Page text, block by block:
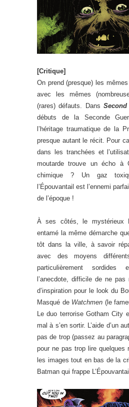
[Critique]
On prend (presque) les
avec les mêmes
(rares) défauts. Dans
débuts de la Seconde
l’héritage traumatique de la
presque autant le récit. Pour
dans les tranchées et
moutarde trouve un écho à
chimique ? Un gaz
l’Épouvantail est l’ennemi
de l’époque !
À ses côtés, le mystérieux
entamé la même démarche
tôt dans la ville, à savoir
avec des moyens
particulièrement
l’anecdote, difficile de ne
d’inspiration pour le look du
Masqué de Watchmen (le
Le duo terrorise Gotham City
mal à s’en sortir. L’aide d’un
pas de trop (passez au
pour ne pas trop lire quelques
les images tout en bas de la
Batman qui frappe